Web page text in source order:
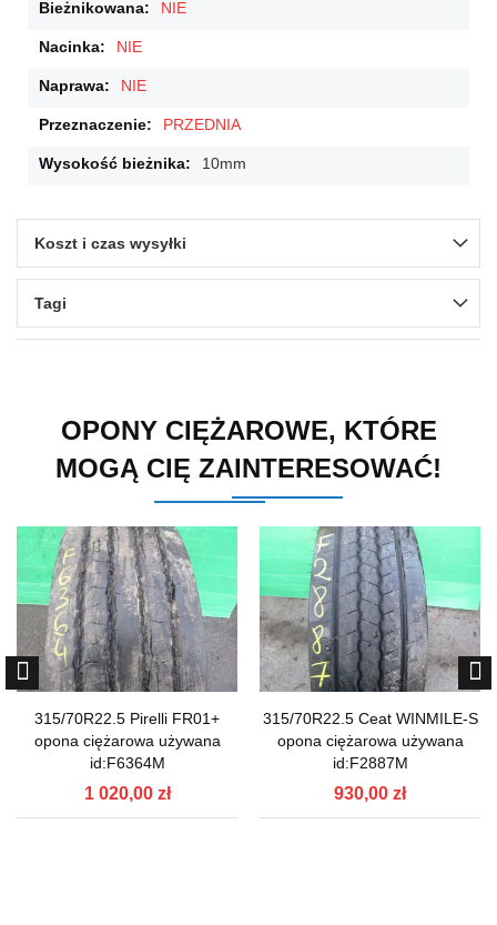
NIE
NIE
NIE
PRZEDNIA
10mm
Koszt i czas wysyłki
Tagi
OPONY CIĘŻAROWE, KTÓRE
MOGĄ CIĘ ZAINTERESOWAĆ!
315/70R22.5 Pirelli FR01+
opona ciężarowa używana
id:F6364M
1 020,00 zł
315/70R22.5 Ceat WINMILE-S
opona ciężarowa używana
id:F2887M
930,00 zł